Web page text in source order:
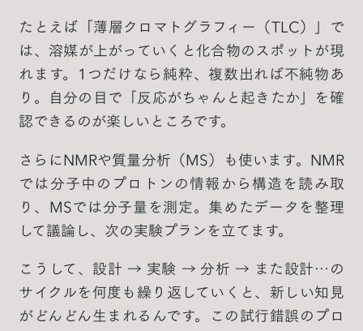
たとえば「薄層クロマトグラフィー（TLC）」で
は、溶媒が上がっていくと化合物のスポットが現
れます。1つだけなら純粋、複数出れば不純物あ
り。自分の目で「反応がちゃんと起きたか」を確
認できるのが楽しいところです。
さらにNMRや質量分析（MS）も使います。NMR
では分子中のプロトンの情報から構造を読み取
り、MSでは分子量を測定。集めたデータを整理
して議論し、次の実験プランを立てます。
こうして、設計 → 実験 → 分析 → また設計…の
サイクルを何度も繰り返していくと、新しい知見
がどんどん生まれるんです。この試行錯誤のプロ